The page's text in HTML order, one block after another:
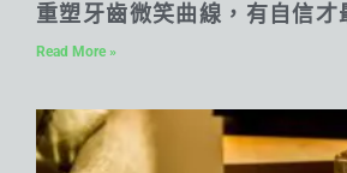
重塑牙齒微笑曲線，有自信才
Read More »